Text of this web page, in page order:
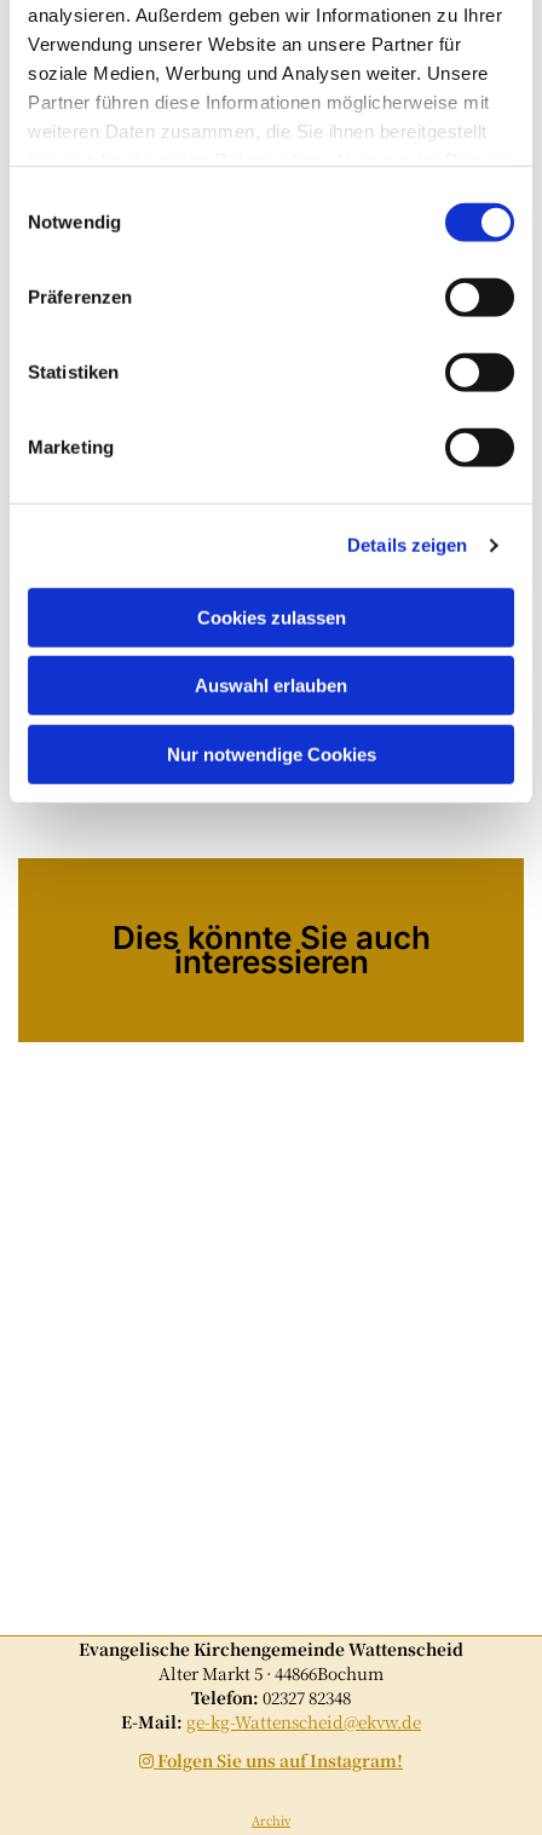
analysieren. Außerdem geben wir Informationen zu Ihrer
Verwendung unserer Website an unsere Partner für
soziale Medien, Werbung und Analysen weiter. Unsere
Partner führen diese Informationen möglicherweise mit
weiteren Daten zusammen, die Sie ihnen bereitgestellt
Notwendig
Präferenzen
Statistiken
Marketing
Details zeigen
Cookies zulassen
Auswahl erlauben
Nur notwendige Cookies
Dies könnte Sie auch
interessieren
Evangelische Kirchengemeinde Wattenscheid
Alter Markt 5 · 44866Bochum
Telefon: 02327 82348
E-Mail: ge-kg-Wattenscheid@ekvw.de
 Folgen Sie uns auf Instagram!
Archiv